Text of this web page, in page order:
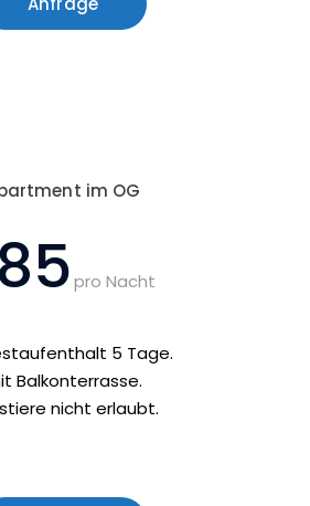
im OG
pro Nacht
5 Tage.
Balkonterrasse.
nicht erlaubt.